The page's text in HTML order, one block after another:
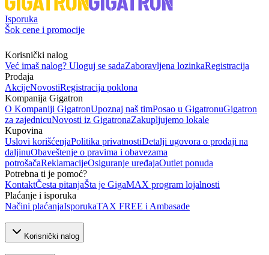
Isporuka
Šok cene i promocije
Korisnički nalog
Već imaš nalog? Uloguj se sadaZaboravljena lozinkaRegistracija
Prodaja
AkcijeNovostiRegistracija poklona
Kompanija Gigatron
O Kompaniji GigatronUpoznaj naš timPosao u GigatronuGigatron
za zajednicuNovosti iz GigatronaZakupljujemo lokale
Kupovina
Uslovi korišćenjaPolitika privatnostiDetalji ugovora o prodaji na
daljinuObaveštenje o pravima i obavezama
potrošačaReklamacijeOsiguranje uređajaOutlet ponuda
Potrebna ti je pomoć?
KontaktČesta pitanjaŠta je GigaMAX program lojalnosti
Plaćanje i isporuka
Načini plaćanjaIsporukaTAX FREE i Ambasade
Korisnički nalog